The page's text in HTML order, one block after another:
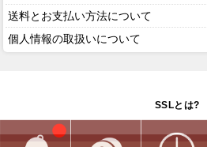
送料とお支払い方法について
個人情報の取扱いについて
SSLとは?